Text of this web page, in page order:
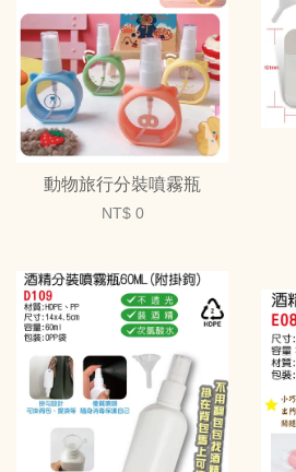
動物旅行分裝噴霧瓶
NT$ 0